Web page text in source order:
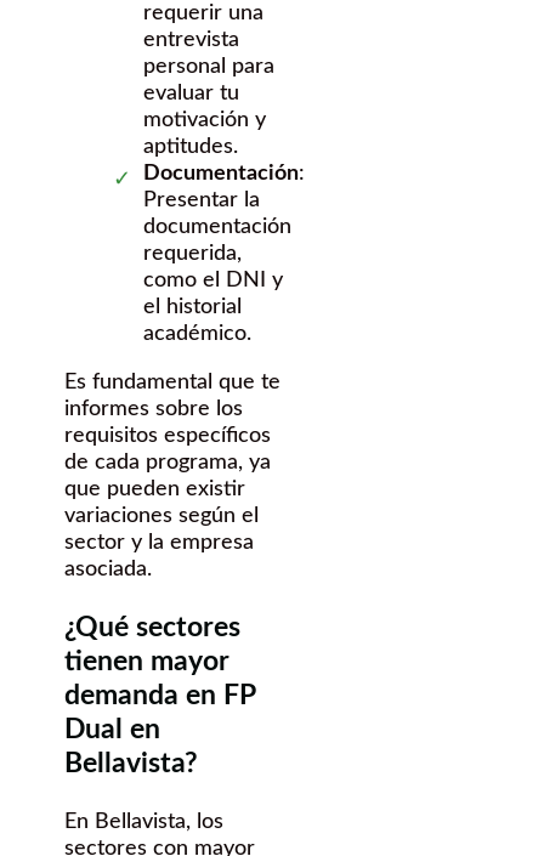
requerir una
entrevista
personal para
evaluar tu
motivación y
aptitudes.
Documentación:
Presentar la
documentación
requerida,
como el DNI y
el historial
académico.
Es fundamental que te
informes sobre los
requisitos específicos
de cada programa, ya
que pueden existir
variaciones según el
sector y la empresa
asociada.
¿Qué sectores
tienen mayor
demanda en FP
Dual en
Bellavista?
En Bellavista, los
sectores con mayor